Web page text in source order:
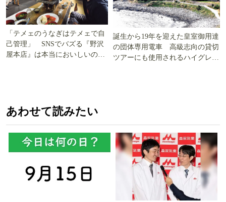
「テメェのうなぎはテメェで自
己管理」 SNSでバズる『野沢
屋本店』は本当においしいの
誕生から19年を迎えた皇室御用達
の団体専用電車 高級志向の貸切
ツアーにも使用されるハイグレー
あわせて読みたい